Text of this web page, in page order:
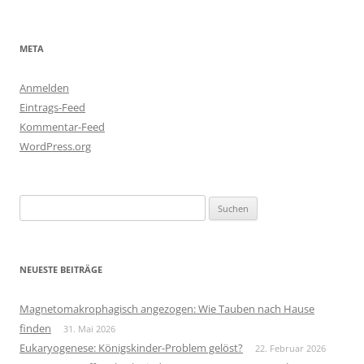
META
Anmelden
Eintrags-Feed
Kommentar-Feed
WordPress.org
nach:
NEUESTE BEITRÄGE
Magnetomakrophagisch angezogen: Wie Tauben nach Hause
finden
31. Mai 2026
Eukaryogenese: Königskinder-Problem gelöst? 22. Februar 2026